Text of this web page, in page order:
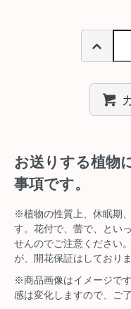
お送りする植物
事項です。
※植物の性質上、休眠期
す。花付で、蕾で、とい
せんのでご注意ください
が、開花保証はしており
※商品画像はイメージで
感は変化しますので、ご